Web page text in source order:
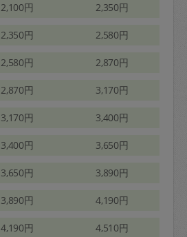
2,100円 2,350円
2,350円 2,580円
2,580円 2,870円
2,870円 3,170円
3,170円 3,400円
3,400円 3,650円
3,650円 3,890円
3,890円 4,190円
4,190円 4,510円